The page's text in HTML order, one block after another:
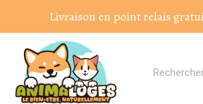
Livraison en point relais